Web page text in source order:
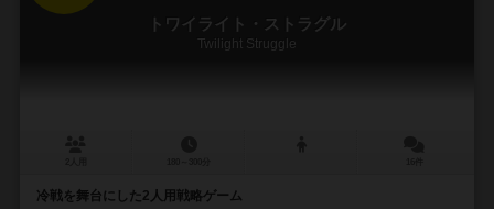
トワイライト・ストラグル
Twilight Struggle
冷戦を舞台にした2人用戦略ゲーム